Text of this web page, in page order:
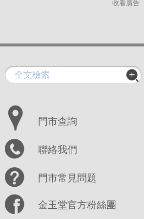
收看廣告
門市查詢
聯絡我們
門市常見問題
金玉堂官方粉絲團